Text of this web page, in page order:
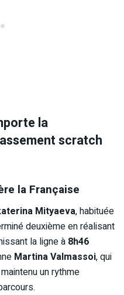
la
scratch
la Française
Mityaeva, habituée
deuxième en réalisant
la ligne à 8h46
Martina Valmassoi, qui
un rythme